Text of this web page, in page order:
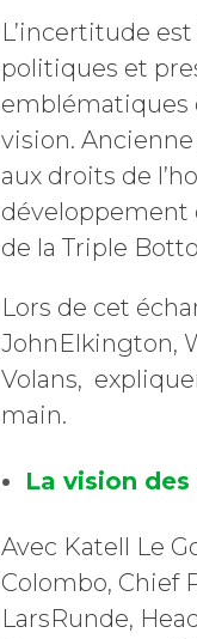
L’incertitude
politiques et
emblématiques
vision.
aux droits de
développement
de la Triple
Lors de cet
JohnElkington,
Volans,
main.
La vision
Avec Katell Le
Colombo, Chief
LarsRunde,